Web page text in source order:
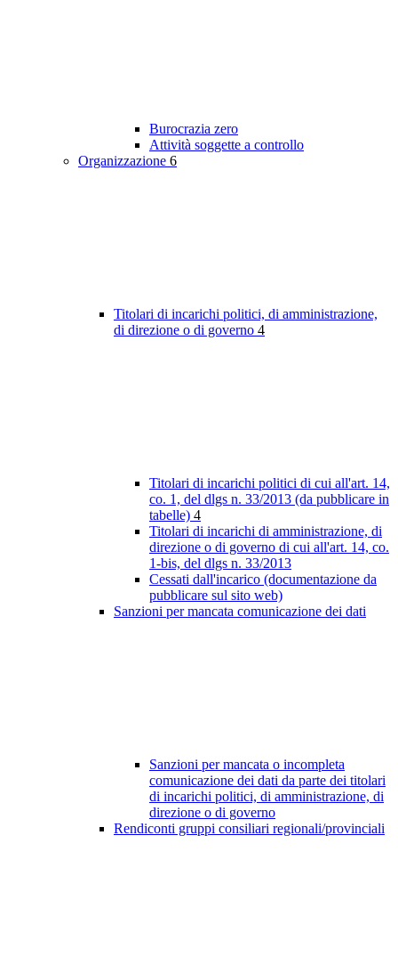
Burocrazia zero
Attività soggette a controllo
Organizzazione 6
Titolari di incarichi politici, di amministrazione,
di direzione o di governo 4
Titolari di incarichi politici di cui all'art. 14,
co. 1, del dlgs n. 33/2013 (da pubblicare in
tabelle) 4
Titolari di incarichi di amministrazione, di
direzione o di governo di cui all'art. 14, co.
1-bis, del dlgs n. 33/2013
Cessati dall'incarico (documentazione da
pubblicare sul sito web)
Sanzioni per mancata comunicazione dei dati
Sanzioni per mancata o incompleta
comunicazione dei dati da parte dei titolari
di incarichi politici, di amministrazione, di
direzione o di governo
Rendiconti gruppi consiliari regionali/provinciali